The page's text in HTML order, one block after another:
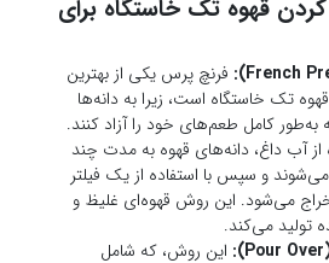
کردن قهوه تک خاستگاه با دستگاه
به‌طور دقیق آسیاب کرده و با فشار زیاد
این روش طعمی غلیظ و پرشور ایجاد
خاص قهوه سینگل اوریجین را
ایروپرس به‌طور خاص برای
خاستگاه با طعم‌های قوی و شفاف
مشابه فرنچ پرس است، اما در آن
بنابراین طعمی متمرکز و غنی